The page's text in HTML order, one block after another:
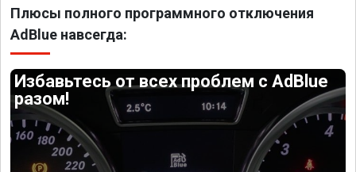
Плюсы полного программного отключения
AdBlue навсегда:
Избавьтесь от всех проблем с AdBlue
разом!